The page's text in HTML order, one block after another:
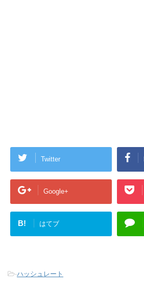
Twitter
Google+
B! はてブ
-ハッシュレート